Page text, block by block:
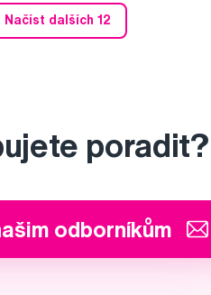
Načíst dalších 12
poradit?
odborníkům